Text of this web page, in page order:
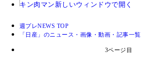
キン肉マン 新しいウィンドウで開く
週プレNEWS TOP
「日産」のニュース・画像・動画・記事一覧
3ページ目